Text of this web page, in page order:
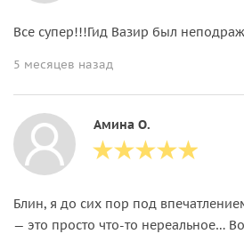
Все супер!!!Гид Вазир был
5 месяцев назад
Амина О.
Блин, я до сих пор под
— это просто что-то нереальное…